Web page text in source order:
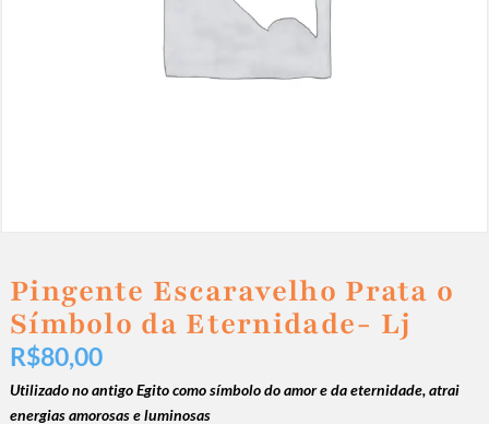
Pingente Escaravelho Prata o
Símbolo da Eternidade- Lj
R$80,00
Utilizado no antigo Egito como símbolo do amor e da eternidade, atrai
energias amorosas e luminosas